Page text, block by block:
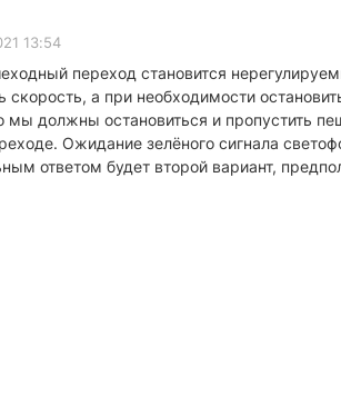
13:54
переход становится
а при необходимости
мы должны остановиться и пропустить
Ожидание зелёного сигнала
ответом будет второй вариант,